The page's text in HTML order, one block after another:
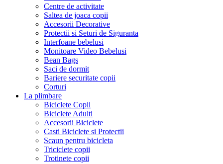
Centre de activitate
Saltea de joaca copii
Accesorii Decorative
Protectii si Seturi de Siguranta
Interfoane bebelusi
Monitoare Video Bebelusi
Bean Bags
Saci de dormit
Bariere securitate copii
Corturi
La plimbare
Biciclete Copii
Biciclete Adulti
Accesorii Biciclete
Casti Biciclete si Protectii
Scaun pentru bicicleta
Triciclete copii
Trotinete copii